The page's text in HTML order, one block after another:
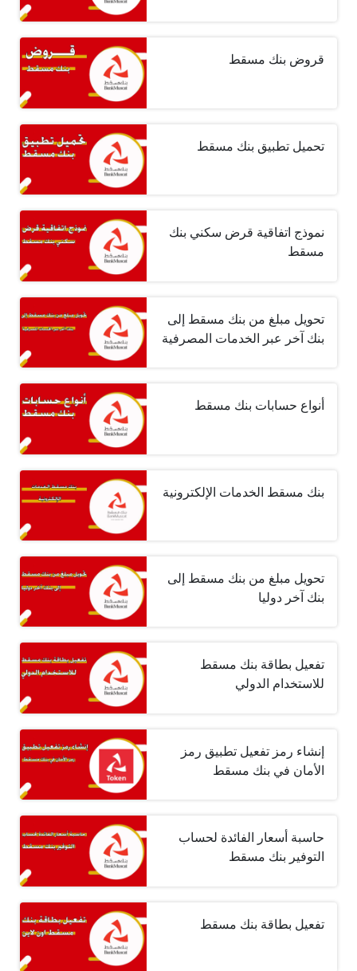
قروض بنك مسقط
تحميل تطبيق بنك مسقط
نموذج اتفاقية قرض سكني بنك
مسقط
تحويل مبلغ من بنك مسقط إلى
بنك آخر عبر الخدمات المصرفية
أنواع حسابات بنك مسقط
بنك مسقط الخدمات الإلكترونية
تحويل مبلغ من بنك مسقط إلى
بنك آخر دوليا
تفعيل بطاقة بنك مسقط
للاستخدام الدولي
إنشاء رمز تفعيل تطبيق رمز
الأمان في بنك مسقط
حاسبة أسعار الفائدة لحساب
التوفير بنك مسقط
تفعيل بطاقة بنك مسقط